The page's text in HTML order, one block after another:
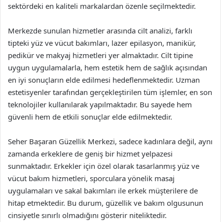
sektördeki en kaliteli markalardan özenle seçilmektedir.
Merkezde sunulan hizmetler arasında cilt analizi, farklı
tipteki yüz ve vücut bakımları, lazer epilasyon, manikür,
pedikür ve makyaj hizmetleri yer almaktadır. Cilt tipine
uygun uygulamalarla, hem estetik hem de sağlık açısından
en iyi sonuçların elde edilmesi hedeflenmektedir. Uzman
estetisyenler tarafından gerçekleştirilen tüm işlemler, en son
teknolojiler kullanılarak yapılmaktadır. Bu sayede hem
güvenli hem de etkili sonuçlar elde edilmektedir.
Seher Başaran Güzellik Merkezi, sadece kadınlara değil, aynı
zamanda erkeklere de geniş bir hizmet yelpazesi
sunmaktadır. Erkekler için özel olarak tasarlanmış yüz ve
vücut bakım hizmetleri, sporculara yönelik masaj
uygulamaları ve sakal bakımları ile erkek müşterilere de
hitap etmektedir. Bu durum, güzellik ve bakım olgusunun
cinsiyetle sınırlı olmadığını gösterir niteliktedir.